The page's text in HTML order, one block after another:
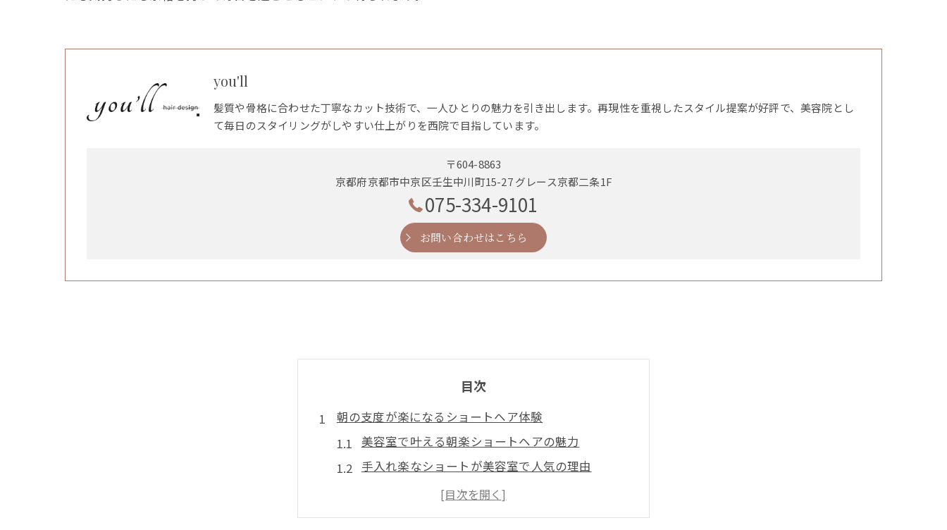
you'll
髪質や骨格に合わせた丁寧なカット技術で、一人ひとりの魅力を引き出します。再現性を重視したスタイル提案が好評で、美容院とし
て毎日のスタイリングがしやすい仕上がりを西院で目指しています。
〒604-8863
京都府京都市中京区壬生中川町15-27 グレース京都二条1F
075-334-9101
お問い合わせはこちら
目次
朝の支度が楽になるショートヘア体験
美容室で叶える朝楽ショートヘアの魅力
手入れ楽なショートが美容室で人気の理由
忙しい朝も美容室ショートなら時短が叶う
美容室選びで変わるショートヘアの朝の印象